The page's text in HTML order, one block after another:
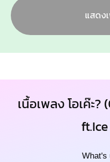
แสดง
เนื้อเพลง โอเค๊ะ?
What's